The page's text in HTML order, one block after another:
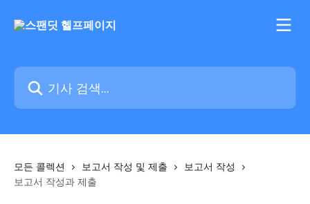
기사 검색...
모든 콜렉션 보고서 작성 및 제출
보고서 작성
보고서 작성과 제출